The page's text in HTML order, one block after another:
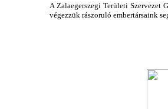
A Zalaegerszegi Területi
végezzük rászoruló embertársaink